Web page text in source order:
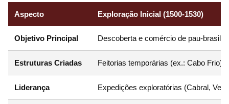
Aspecto Exploração Inicial (1500-1530)
Objetivo Principal Descoberta e comércio de pau-brasil;
Estruturas Criadas Feitorias temporárias (ex.: Cabo Frio)
Liderança Expedições exploratórias (Cabral,